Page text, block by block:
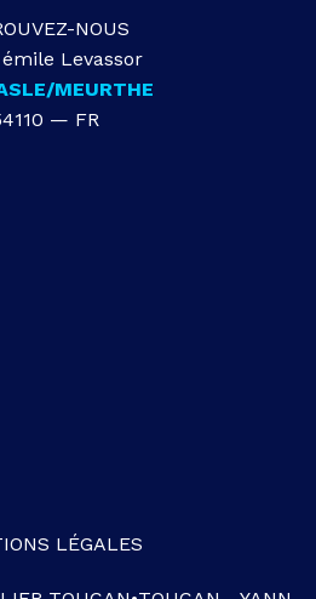
NOUS
Levassor
MEURTHE
— FR
LÉGALES